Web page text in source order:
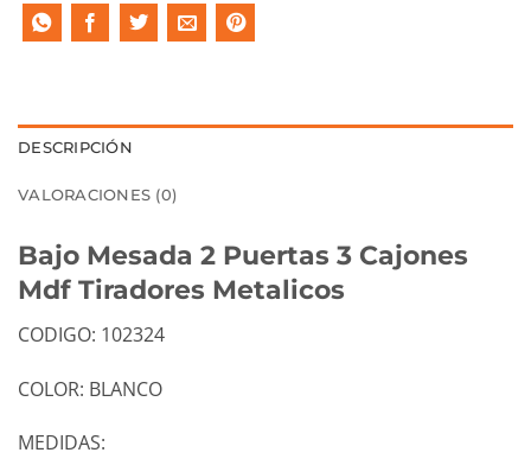
DESCRIPCIÓN
VALORACIONES (0)
Bajo Mesada 2 Puertas 3 Cajones
Mdf Tiradores Metalicos
CODIGO: 102324
COLOR: BLANCO
MEDIDAS: